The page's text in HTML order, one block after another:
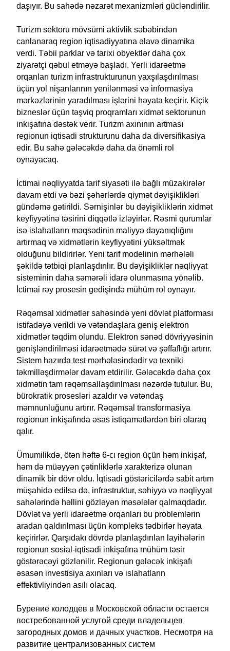
daşıyır. Bu sahədə nəzarət mexanizmləri gücləndirilir.
Turizm sektoru mövsümi aktivlik səbəbindən
canlanaraq region iqtisadiyyatına əlavə dinamika
verdi. Təbii parklar və tarixi obyektlər daha çox
ziyarətçi qəbul etməyə başladı. Yerli idarəetmə
orqanları turizm infrastrukturunun yaxşılaşdırılması
üçün yol nişanlarının yenilənməsi və informasiya
mərkəzlərinin yaradılması işlərini həyata keçirir. Kiçik
bizneslər üçün təşviq proqramları xidmət sektorunun
inkişafına dəstək verir. Turizm axınının artması
regionun iqtisadi strukturunu daha da diversifikasiya
edir. Bu sahə gələcəkdə daha da önəmli rol
oynayacaq.
İctimai nəqliyyatda tarif siyasəti ilə bağlı müzakirələr
davam etdi və bəzi şəhərlərdə qiymət dəyişiklikləri
gündəmə gətirildi. Sərnişinlər bu dəyişikliklərin xidmət
keyfiyyətinə təsirini diqqətlə izləyirlər. Rəsmi qurumlar
isə islahatların məqsədinin maliyyə dayanıqlığını
artırmaq və xidmətlərin keyfiyyətini yüksəltmək
olduğunu bildirirlər. Yeni tarif modelinin mərhələli
şəkildə tətbiqi planlaşdırılır. Bu dəyişikliklər nəqliyyat
sisteminin daha səmərəli idarə olunmasına yönəlib.
İctimai rəy prosesin gedişində mühüm rol oynayır.
Rəqəmsal xidmətlər sahəsində yeni dövlət platforması
istifadəyə verildi və vətəndaşlara geniş elektron
xidmətlər təqdim olundu. Elektron sənəd dövriyyəsinin
genişləndirilməsi idarəetmədə sürət və şəffaflığı artırır.
Sistem hazırda test mərhələsindədir və texniki
təkmilləşdirmələr davam etdirilir. Gələcəkdə daha çox
xidmətin tam rəqəmsallaşdırılması nəzərdə tutulur. Bu,
bürokratik prosesləri azaldır və vətəndaş
məmnunluğunu artırır. Rəqəmsal transformasiya
regionun inkişafında əsas istiqamətlərdən biri olaraq
qalır.
Ümumilikdə, ötən həftə 6-cı region üçün həm inkişaf,
həm də müəyyən çətinliklərlə xarakterizə olunan
dinamik bir dövr oldu. İqtisadi göstəricilərdə sabit artım
müşahidə edilsə də, infrastruktur, səhiyyə və nəqliyyat
sahələrində həllini gözləyən məsələlər qalmaqdadır.
Dövlət və yerli idarəetmə orqanları bu problemlərin
aradan qaldırılması üçün kompleks tədbirlər həyata
keçirirlər. Qarşıdakı dövrdə planlaşdırılan layihələrin
regionun sosial-iqtisadi inkişafına mühüm təsir
göstərəcəyi gözlənilir. Regionun gələcək inkişafı
əsasən investisiya axınları və islahatların
effektivliyindən asılı olacaq.
Бурение колодцев в Московской области остается
востребованной услугой среди владельцев
загородных домов и дачных участков. Несмотря на
развитие централизованных систем